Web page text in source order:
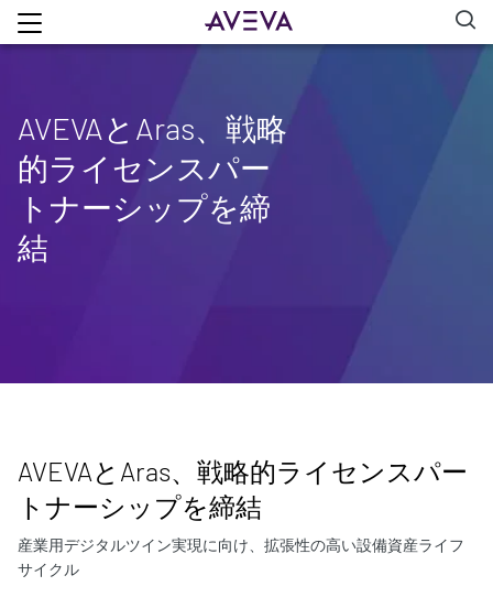
AVEVAとAras、戦略
的ライセンスパー
トナーシップを締
結
AVEVAとAras、戦略的ライセンスパー
トナーシップを締結
産業用デジタルツイン実現に向け、拡張性の高い設備資産ライフ
サイクル